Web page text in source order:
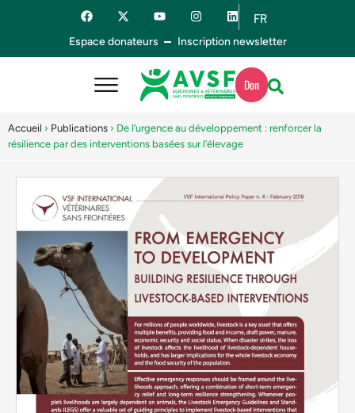
FR
ES
Espace donateurs Inscription newsletter
Don
Accueil › Publications › De l’urgence au développement : renforcer la
résilience par des interventions basées sur l’élevage